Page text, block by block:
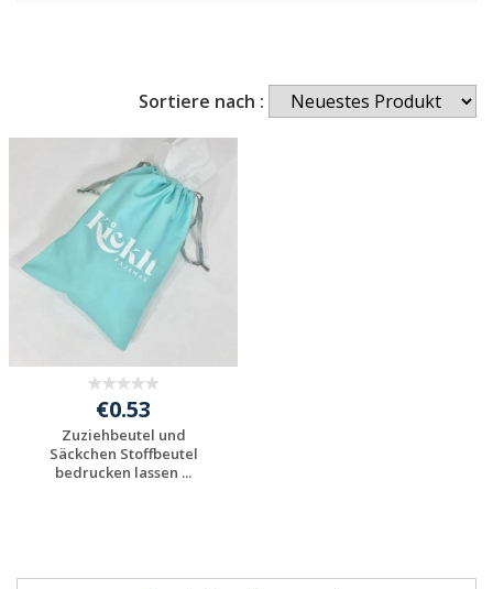
Sortiere nach :
€0.53
Zuziehbeutel und
Säckchen Stoffbeutel
bedrucken lassen ...